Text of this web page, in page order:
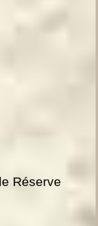
Réserve